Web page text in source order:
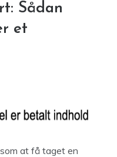
Sådan
et
at få taget en